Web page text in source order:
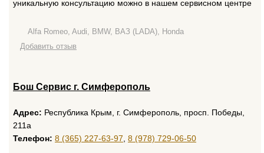
уникальную консультацию можно в нашем сервисном центре
Alfa Romeo, Audi, BMW, ВАЗ (LADA), Honda
Добавить отзыв
Бош Сервис г. Симферополь
Адрес: Республика Крым, г. Симферополь, просп. Победы,
211а
Телефон: 8 (365) 227-63-97 8 (978) 729-06-50